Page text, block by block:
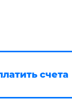
счета